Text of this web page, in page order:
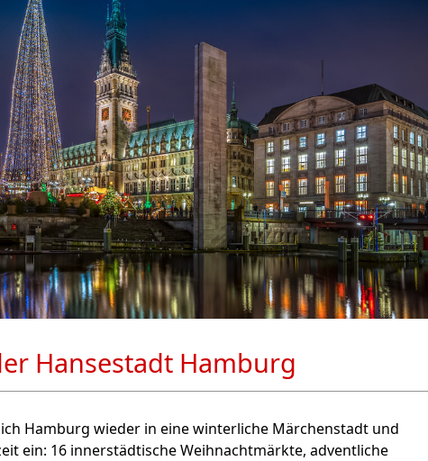
Hansestadt Hamburg
Hamburg wieder in eine winterliche Märchenstadt und
ein: 16 innerstädtische Weihnachtmärkte, adventliche